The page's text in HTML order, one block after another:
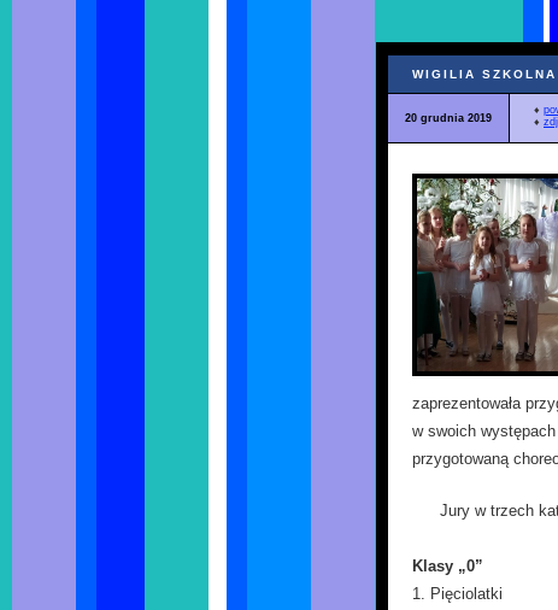
WIGILIA SZKOLNA
20 grudnia 2019
♦
♦
zaprezentowała
w swoich
przygotowaną
Jury w trzech
Klasy „0”
1. Pięciolatki